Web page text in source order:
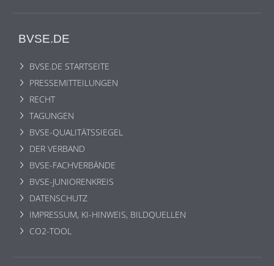
BVSE.DE
BVSE.DE STARTSEITE
PRESSEMITTEILUNGEN
RECHT
TAGUNGEN
BVSE-QUALITÄTSSIEGEL
DER VERBAND
BVSE-FACHVERBÄNDE
BVSE-JUNIORENKREIS
DATENSCHUTZ
IMPRESSUM, KI-HINWEIS, BILDQUELLEN
CO2-TOOL